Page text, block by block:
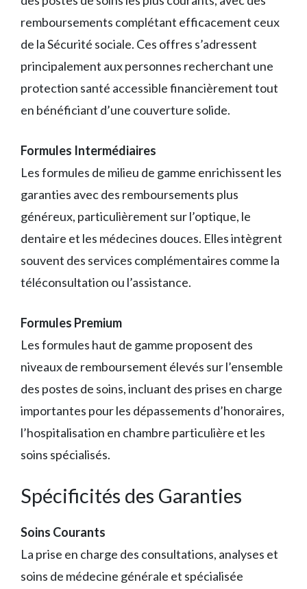
remboursements complétant efficacement ceux
de la Sécurité sociale. Ces offres s’adressent
principalement aux personnes recherchant une
protection santé accessible financièrement tout
en bénéficiant d’une couverture solide.
Formules Intermédiaires
Les formules de milieu de gamme enrichissent les
garanties avec des remboursements plus
généreux, particulièrement sur l’optique, le
dentaire et les médecines douces. Elles intègrent
souvent des services complémentaires comme la
téléconsultation ou l’assistance.
Formules Premium
Les formules haut de gamme proposent des
niveaux de remboursement élevés sur l’ensemble
des postes de soins, incluant des prises en charge
importantes pour les dépassements d’honoraires,
l’hospitalisation en chambre particulière et les
soins spécialisés.
Spécificités des Garanties
Soins Courants
La prise en charge des consultations, analyses et
soins de médecine générale et spécialisée